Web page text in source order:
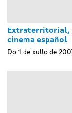
Extraterritorial,
cinema español
Do 1 de xullo de